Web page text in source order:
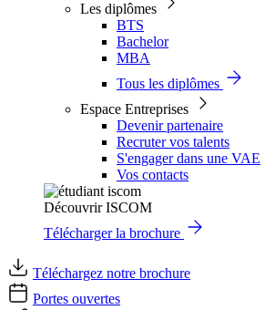
Les diplômes
BTS
Bachelor
MBA
Tous les diplômes
Espace Entreprises
Devenir partenaire
Recruter vos talents
S'engager dans une VAE
Vos contacts
Découvrir ISCOM
Télécharger la brochure
Téléchargez notre brochure
Portes ouvertes